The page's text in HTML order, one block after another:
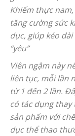
Khiếm thực
tăng cường sức
dục, giúp kéo
“yêu”
Viên ngậm này
liên tục, mỗi lần
từ 1 đến 2 lần.
có tác dụng
sản phẩm với
dục thể thao